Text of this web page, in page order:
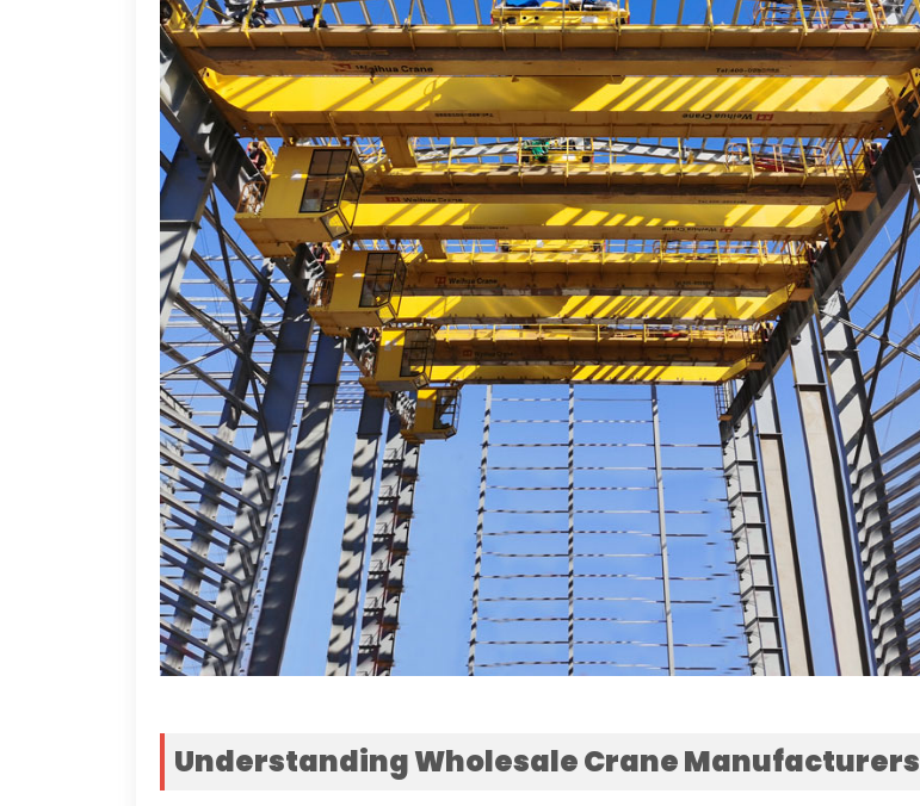
Understanding Wholesale Crane Manufacturers